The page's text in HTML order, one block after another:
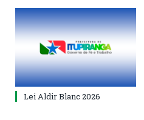
Lei Aldir Blanc 2026